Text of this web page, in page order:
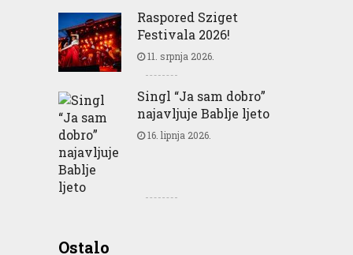
Raspored Sziget
Festivala 2026!
11. srpnja 2026.
Singl “Ja sam dobro”
najavljuje Bablje ljeto
16. lipnja 2026.
Ostalo